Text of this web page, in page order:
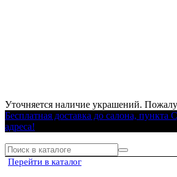
Уточняется наличие украшений.
Бесплатная доставка до салона,
адреса!
Перейти в каталог